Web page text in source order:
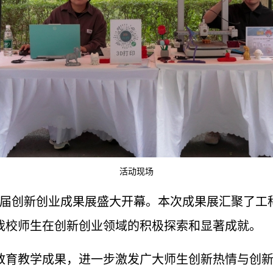
活动现场
届创新创业成果展盛大开幕。本次成果展汇聚了
校师生在创新创业领域的积极探索和显著成就。
教学成果， 进一步激发广大师生创新热情与创